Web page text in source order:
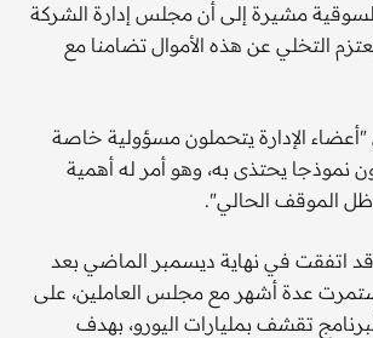
مشيرة إلى أن مجلس إدارة الشركة
التخلي عن هذه الأموال تضامنا مع
"أعضاء الإدارة يتحملون مسؤولية خاصة
نموذجا يحتذى به، وهو أمر له أهمية
الموقف الحالي".
اتفقت في نهاية ديسمبر الماضي بعد
عدة أشهر مع مجلس العاملين، على
تقشف بمليارات اليورو، بهدف